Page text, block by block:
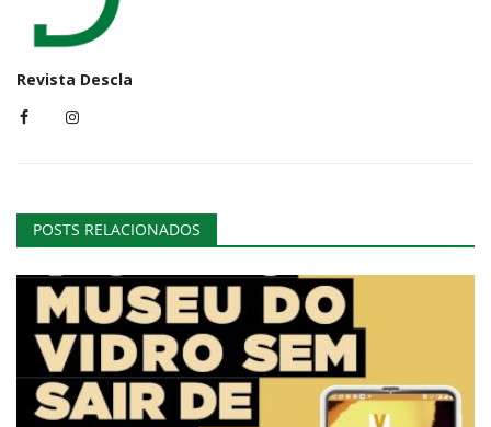
Revista Descla
POSTS RELACIONADOS